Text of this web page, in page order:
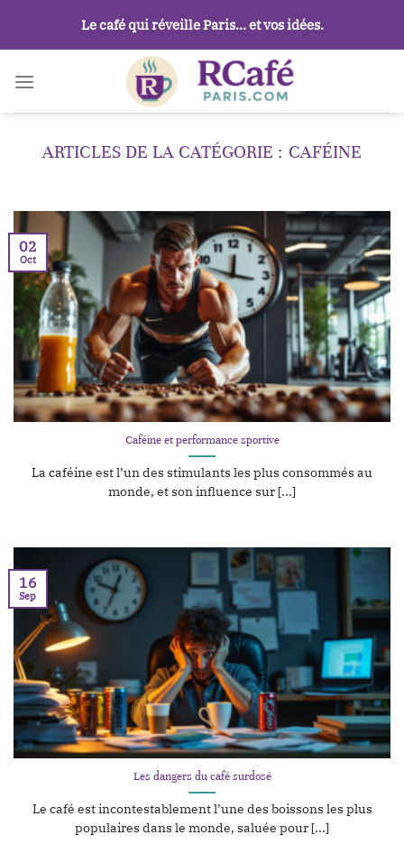
contenu
Le café qui réveille Paris… et vos idées.
CAFÉINE
Caféine et performance sportive
La caféine est l’un des stimulants les plus consommés au
monde, et son influence sur [...]
02
Oct
Les dangers du café surdosé
Le café est incontestablement l’une des boissons les plus
populaires dans le monde, saluée pour [...]
16
Sep